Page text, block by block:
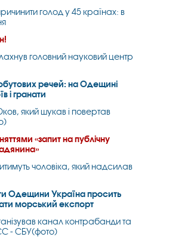
голод у 45 країнах: в
головний науковий центр
речей: на Одещині
і гранати
який шукав і повертав
«запит на публічну
чоловіка, який надсилав
Одещини Україна просить
морський експорт
канал контрабанди та
- СБУ(фото)